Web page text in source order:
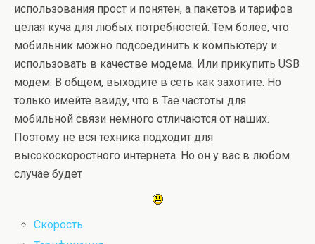
использования прост и понятен, а пакетов и тарифов
целая куча для любых потребностей. Тем более, что
мобильник можно подсоединить к компьютеру и
использовать в качестве модема. Или прикупить USB
модем. В общем, выходите в сеть как захотите. Но
только имейте ввиду, что в Тае частоты для
мобильной связи немного отличаются от наших.
Поэтому не вся техника подходит для
высокоскоростного интернета. Но он у вас в любом
случае будет
Скорость